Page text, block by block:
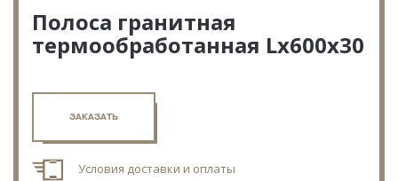
Полоса гранитная
термообработанная Lх600х30
ЗАКАЗАТЬ
Условия доставки и оплаты